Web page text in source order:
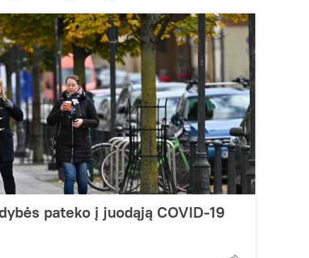
pateko į juodąją COVID-19